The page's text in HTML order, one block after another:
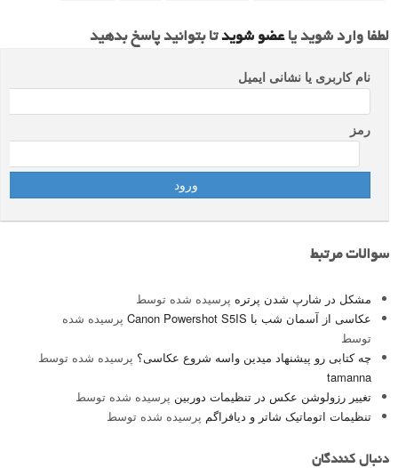
لطفا وارد شوید یاعضو شویدتا بتوانید پاسخ بدهید
نام کاربری یا نشانی ایمیل
رمز
سوالات مرتبط
مشکل در شارپ شدن پرتره پرسیده شده توسط
عکاسی از آسمان شب با Canon Powershot S5IS
پرسیده شده
توسط
چه کتابی رو پیشنهاد میدین واسه شروع عکاسی؟ پرسیده شده توسط
tamanna
تغییر رزولوشن عکس در تنظیمات دوربین پرسیده شده توسط
تنظیمات اتوماتیک شاتر و دیافراگم پرسیده شده توسط
دنبال کنندگان